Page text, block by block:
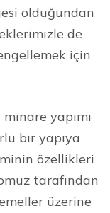
olduğundan
de
için
yapımı
bir yapıya
özellikleri
tarafından
üzerine